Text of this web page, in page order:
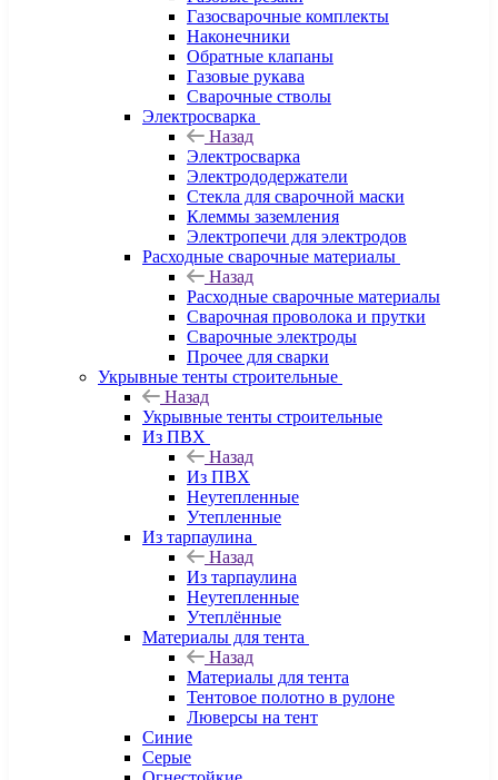
Газосварочные комплекты
Наконечники
Обратные клапаны
Газовые рукава
Сварочные стволы
Электросварка
Назад
Электросварка
Электрододержатели
Стекла для сварочной маски
Клеммы заземления
Электропечи для электродов
Расходные сварочные материалы
Назад
Расходные сварочные материалы
Сварочная проволока и прутки
Сварочные электроды
Прочее для сварки
Укрывные тенты строительные
Назад
Укрывные тенты строительные
Из ПВХ
Назад
Из ПВХ
Неутепленные
Утепленные
Из тарпаулина
Назад
Из тарпаулина
Неутепленные
Утеплённые
Материалы для тента
Назад
Материалы для тента
Тентовое полотно в рулоне
Люверсы на тент
Синие
Серые